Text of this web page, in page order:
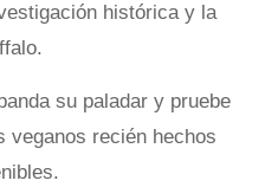
histórica y la
su paladar y pruebe
veganos recién hechos